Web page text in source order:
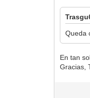
Queda
En tan
Gracias,